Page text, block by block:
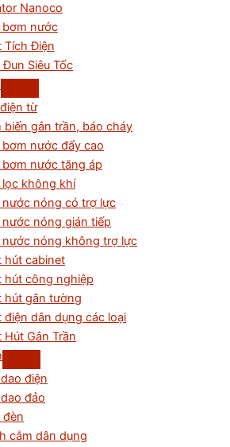
Nanoco
bơm nước
Tích Điện
Đun Siêu Tốc
từ
biến gắn trần, báo cháy
bơm nước đẩy cao
bơm nước tăng áp
lọc không khí
nước nóng có trợ lực
nước nóng gián tiếp
nước nóng không trợ lực
hút cabinet
hút công nghiệp
hút gắn tường
điện dân dụng các loại
Hút Gắn Trần
điện
đảo
đèn
cắm dân dụng